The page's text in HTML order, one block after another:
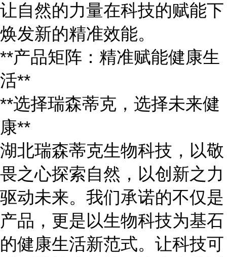
让自然的力量在科技的赋能下
焕发新的精准效能。
**产品矩阵：精准赋能健康生
活**
**选择瑞森蒂克，选择未来健
康**
湖北瑞森蒂克生物科技，以敬
畏之心探索自然，以创新之力
驱动未来。我们承诺的不仅是
产品，更是以生物科技为基石
的健康生活新范式。让科技可